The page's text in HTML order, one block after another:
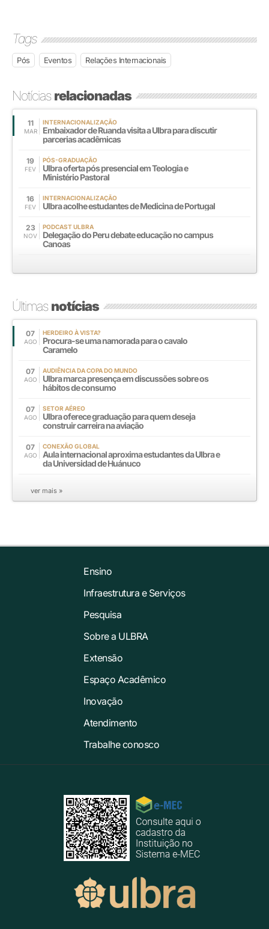
Tags
Pós Eventos Relações Internacionais
Notíciasrelacionadas
11
MAR
INTERNACIONALIZAÇÃO
Embaixador de Ruanda visita a Ulbra para discutir
parcerias acadêmicas
19
FEV
PÓS-GRADUAÇÃO
Ulbra oferta pós presencial em Teologia e
Ministério Pastoral
16
FEV
INTERNACIONALIZAÇÃO
Ulbra acolhe estudantes de Medicina de Portugal
23
NOV
PODCAST ULBRA
Delegação do Peru debate educação no campus
Canoas
Últimasnotícias
07
AGO
HERDEIRO À VISTA?
Procura-se uma namorada para o cavalo
Caramelo
07
AGO
AUDIÊNCIA DA COPA DO MUNDO
Ulbra marca presença em discussões sobre os
hábitos de consumo
07
AGO
SETOR AÉREO
Ulbra oferece graduação para quem deseja
construir carreira na aviação
07
AGO
CONEXÃO GLOBAL
Aula internacional aproxima estudantes da Ulbra e
da Universidad de Huánuco
ver mais »
Ensino
Infraestrutura e Serviços
Pesquisa
Sobre a ULBRA
Extensão
Espaço Acadêmico
Inovação
Atendimento
Trabalhe conosco